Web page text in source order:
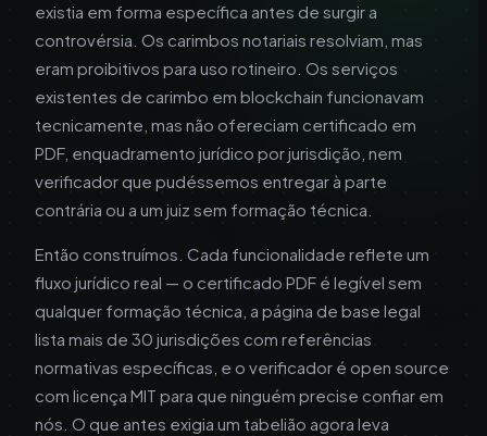
existia em forma específica antes de surgir a
controvérsia. Os carimbos notariais resolviam, mas
eram proibitivos para uso rotineiro. Os serviços
existentes de carimbo em blockchain funcionavam
tecnicamente, mas não ofereciam certificado em
PDF, enquadramento jurídico por jurisdição, nem
verificador que pudéssemos entregar à parte
contrária ou a um juiz sem formação técnica.
Então construímos. Cada funcionalidade reflete um
fluxo jurídico real — o certificado PDF é legível sem
qualquer formação técnica, a página de base legal
lista mais de 30 jurisdições com referências
normativas específicas, e o verificador é open source
com licença MIT para que ninguém precise confiar em
nós. O que antes exigia um tabelião agora leva